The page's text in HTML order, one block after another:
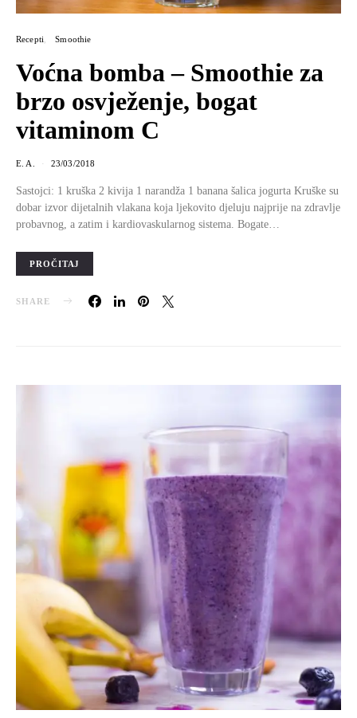
Recepti Smoothie
Voćna bomba – Smoothie za
brzo osvježenje, bogat
vitaminom C
E. A. 23/03/2018
Sastojci: 1 kruška 2 kivija 1 narandža 1 banana šalica jogurta Kruške su
dobar izvor dijetalnih vlakana koja ljekovito djeluju najprije na zdravlje
probavnog, a zatim i kardiovaskularnog sistema. Bogate…
PROČITAJ
SHARE